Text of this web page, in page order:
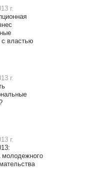
г.
с властью
г.
г.
молодежного